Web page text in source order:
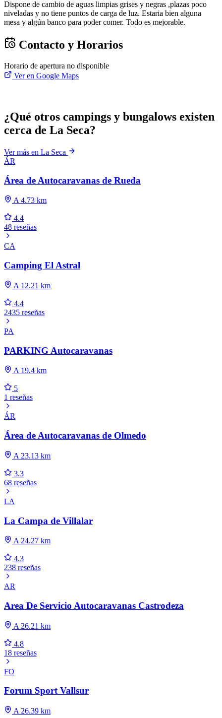
Dispone de cambio de aguas limpias grises y negras ,plazas poco
niveladas y no tiene puntos de carga de luz. Estaria bien alguna
mesa y algún banco para poder comer. Todo es mejorable.
Contacto y Horarios
Horario de apertura no disponible
Ver en Google Maps
¿Qué otros campings y bungalows existen
cerca de La Seca?
Ver más en La Seca
ÁR
Área de Autocaravanas de Rueda
A 4.73 km
4.4
48 reseñas
CA
Camping El Astral
A 12.21 km
4.4
2435 reseñas
PA
PARKING Autocaravanas
A 19.4 km
5
1 reseñas
ÁR
Área de Autocaravanas de Olmedo
A 23.13 km
3.3
68 reseñas
LA
La Campa de Villalar
A 24.27 km
4.3
238 reseñas
AR
Area De Servicio Autocaravanas Castrodeza
A 26.21 km
4.8
18 reseñas
FO
Forum Sport Vallsur
A 26.39 km